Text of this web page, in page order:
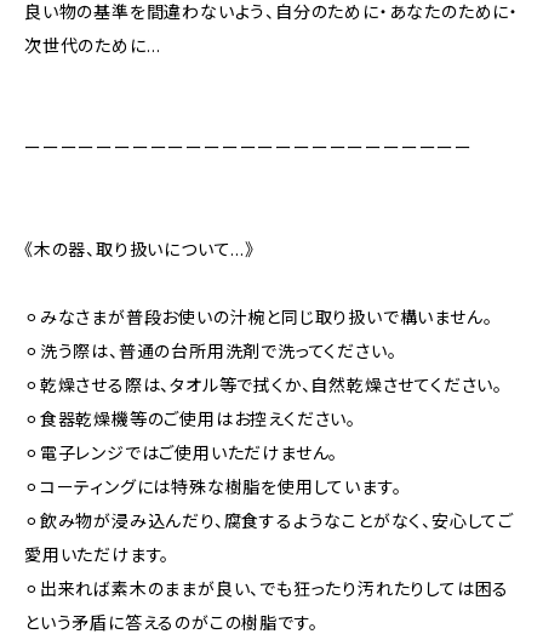
良い物の基準を間違わないよう、自分のために・あなたのために・
次世代のために…
ーーーーーーーーーーーーーーーーーーーーーーーーー
《木の器、取り扱いについて…》
⚪︎みなさまが普段お使いの汁椀と同じ取り扱いで構いません。
⚪︎洗う際は、普通の台所用洗剤で洗ってください。
⚪︎乾燥させる際は、タオル等で拭くか、自然乾燥させてください。
⚪︎食器乾燥機等のご使用はお控えください。
⚪︎電子レンジではご使用いただけません。
⚪︎コーティングには特殊な樹脂を使用しています。
⚪︎飲み物が浸み込んだり、腐食するようなことがなく、安心してご
愛用いただけます。
⚪︎出来れば素木のままが良い、でも狂ったり汚れたりしては困る
という矛盾に答えるのがこの樹脂です。